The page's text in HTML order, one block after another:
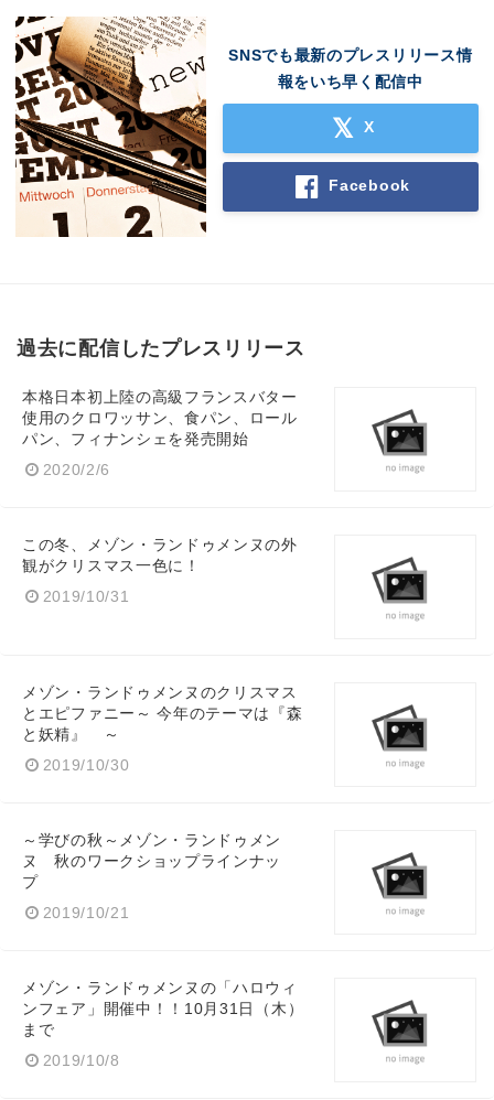
SNSでも最新のプレスリリース情
報をいち早く配信中
X
Facebook
過去に配信したプレスリリース
本格日本初上陸の高級フランスバター
使用のクロワッサン、食パン、ロール
パン、フィナンシェを発売開始
2020/2/6
この冬、メゾン・ランドゥメンヌの外
観がクリスマス一色に！
2019/10/31
メゾン・ランドゥメンヌのクリスマス
とエピファニー～ 今年のテーマは『森
と妖精』 ～
2019/10/30
～学びの秋～メゾン・ランドゥメン
ヌ 秋のワークショップラインナッ
プ
2019/10/21
メゾン・ランドゥメンヌの「ハロウィ
ンフェア」開催中！！10月31日（木）
まで
2019/10/8